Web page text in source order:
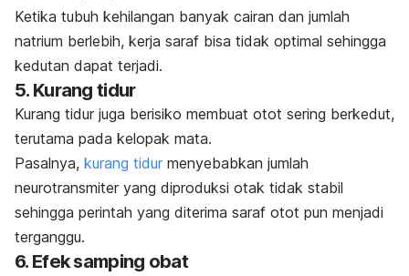
Ketika tubuh kehilangan banyak cairan dan jumlah
natrium berlebih, kerja saraf bisa tidak optimal sehingga
kedutan dapat terjadi.
5. Kurang tidur
Kurang tidur juga berisiko membuat otot sering berkedut,
terutama pada kelopak mata.
Pasalnya, kurang tidur menyebabkan jumlah
neurotransmiter yang diproduksi otak tidak stabil
sehingga perintah yang diterima saraf otot pun menjadi
terganggu.
6. Efek samping obat